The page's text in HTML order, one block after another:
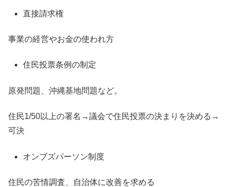
直接請求権
事業の経営やお金の使われ方
住民投票条例の制定
原発問題、沖縄基地問題など。
住民1/50以上の署名→議会で住民投票の決まりを決める→
可決
オンブズパーソン制度
住民の苦情調査、自治体に改善を求める